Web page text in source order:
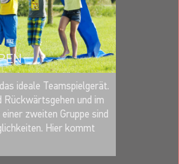
MERKEN
ideale Teamspielgerät.
und im
zweiten Gruppe sind
Hier kommt